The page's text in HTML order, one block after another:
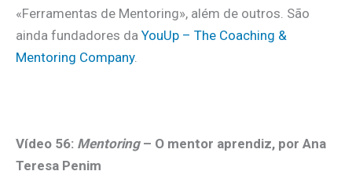
«Ferramentas de Mentoring», além de outros. São
ainda fundadores da YouUp – The Coaching &
Mentoring Company.
Vídeo 56: Mentoring– O mentor aprendiz, por Ana
Teresa Penim